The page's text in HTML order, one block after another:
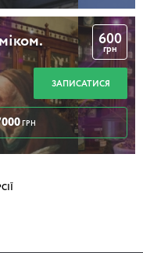
600
грн
ЗАПИСАТИСЯ
ГРН